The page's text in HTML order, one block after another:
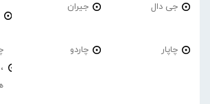
جی دال جیران
چاپار چاردو